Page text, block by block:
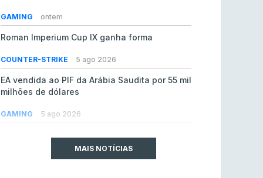
GAMING ontem
Roman Imperium Cup IX ganha forma
COUNTER-STRIKE 5 ago 2026
EA vendida ao PIF da Arábia Saudita por 55 mil
milhões de dólares
GAMING 5 ago 2026
MAIS NOTÍCIAS